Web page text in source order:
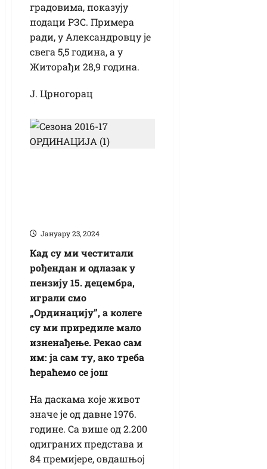
градовима, показују
подаци РЗС. Примера
ради, у Александровцу је
свега 5,5 година, а у
Житорађи 28,9 година.
Ј. Црногорац
Јануарy 23, 2024
Кад су ми честитали
рођендан и одлазак у
пензију 15. децембра,
играли смо
„Ординацију”, а колеге
су ми приредиле мало
изненађење. Рекао сам
им: ја сам ту, ако треба
ћераћемо се још
На даскама које живот
значе је од давне 1976.
године. Са више од 2.200
одиграних представа и
84 премијере, овдашњој